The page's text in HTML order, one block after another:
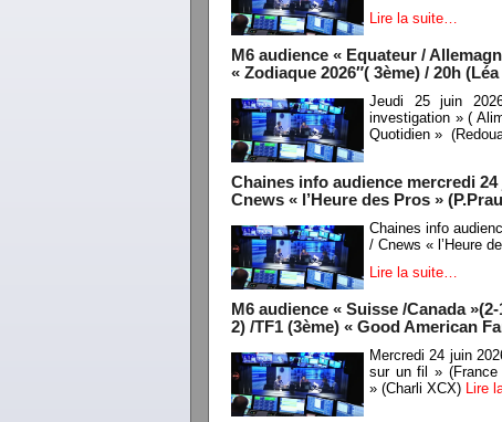
Lire la suite…
M6 audience « Equateur /
« Zodiaque 2026″( 3ème) / 20h
Jeudi 25 juin
investigation » (
Quotidien »
Chaines info audience mercredi
Cnews « l’Heure des Pros »
Chaines info
/ Cnews « l’Heure
Lire la suite…
M6 audience « Suisse /Canada
2) /TF1 (3ème) « Good American
Mercredi 24 juin
sur un fil » (France
» (Charli XCX) Lire